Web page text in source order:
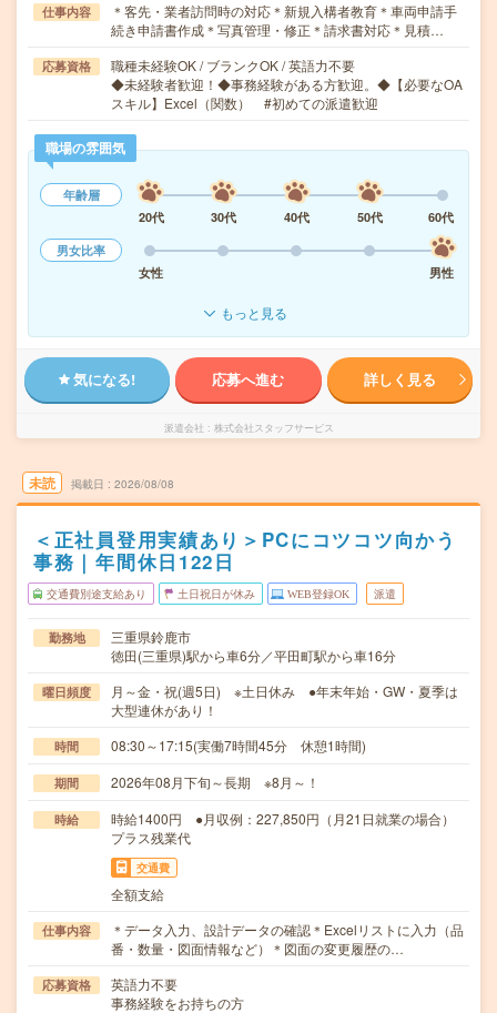
仕事内容
＊客先・業者訪問時の対応＊新規入構者教育＊車両申請手
続き申請書作成＊写真管理・修正＊請求書対応＊見積…
応募資格
職種未経験OK / ブランクOK / 英語力不要
◆未経験者歓迎！◆事務経験がある方歓迎。◆【必要なOA
スキル】Excel（関数） #初めての派遣歓迎
職場の雰囲気
年齢層
20代
30代 40代 50代
60代
男女比率
女性
男性
もっと見る
気になる! 応募へ進む 詳しく見る
派遣会社 株式会社スタッフサービス
未読 掲載日 2026/08/08
＜正社員登用実績あり＞PCにコツコツ向かう
事務｜年間休日122日
交通費別途支給あり 土日祝日が休み WEB登録OK 派遣
勤務地
三重県鈴鹿市
徳田(三重県)駅から車6分／平田町駅から車16分
曜日頻度
月～金・祝(週5日) ※土日休み ●年末年始・GW・夏季は
大型連休があり！
時間 08:30～17:15(実働7時間45分 休憩1時間)
期間 2026年08月下旬～長期 ※8月～！
時給
時給1400円 ●月収例：227,850円（月21日就業の場合）
プラス残業代
交通費
全額支給
仕事内容
＊データ入力、設計データの確認＊Excelリストに入力（品
番・数量・図面情報など）＊図面の変更履歴の…
応募資格
英語力不要
事務経験をお持ちの方